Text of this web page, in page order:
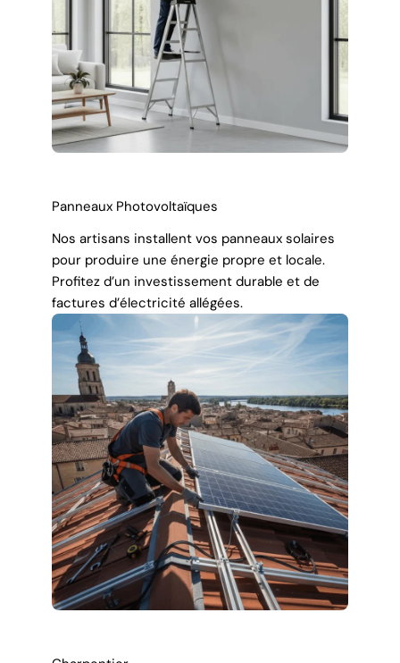
Panneaux Photovoltaïques
Nos artisans installent vos panneaux solaires
pour produire une énergie propre et locale.
Profitez d’un investissement durable et de
factures d’électricité allégées.